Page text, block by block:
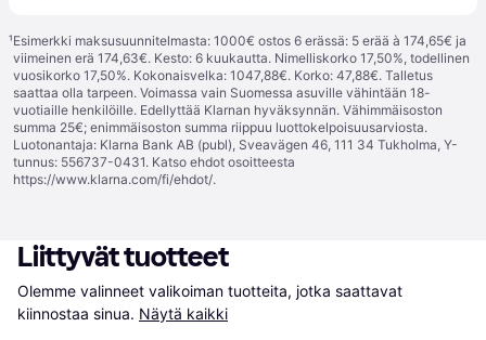
¹Esimerkki maksusuunnitelmasta: 1000€ ostos 6 erässä: 5 erää à 174,65€ ja
viimeinen erä 174,63€. Kesto: 6 kuukautta. Nimelliskorko 17,50%, todellinen
vuosikorko 17,50%. Kokonaisvelka: 1047,88€. Korko: 47,88€. Talletus
saattaa olla tarpeen. Voimassa vain Suomessa asuville vähintään 18-
vuotiaille henkilöille. Edellyttää Klarnan hyväksynnän. Vähimmäisoston
summa 25€; enimmäisoston summa riippuu luottokelpoisuusarviosta.
Luotonantaja: Klarna Bank AB (publ), Sveavägen 46, 111 34 Tukholma, Y-
tunnus: 556737-0431. Katso ehdot osoitteesta
https://www.klarna.com/fi/ehdot/.
Liittyvät tuotteet
Olemme valinneet valikoiman tuotteita, jotka saattavat
kiinnostaa sinua. Näytä kaikki